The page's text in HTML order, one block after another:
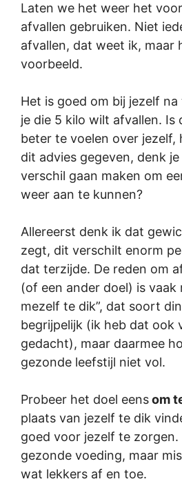
Laten we het weer het
afvallen gebruiken. Niet
afvallen, dat weet ik, maar
voorbeeld.
Het is goed om bij jezelf
je die 5 kilo wilt afvallen. Is
beter te voelen over
dit advies gegeven, denk
verschil gaan maken om
weer aan te kunnen?
Allereerst denk ik dat
zegt, dit verschilt enorm
dat terzijde. De reden om
(of een ander doel) is vaak
mezelf te dik”, dat soort
begrijpelijk (ik heb dat ook
gedacht), maar daarmee
gezonde leefstijl niet vol.
Probeer het doel eensom
plaats van jezelf te dik
goed voor jezelf te zorgen.
gezonde voeding, maar
wat lekkers af en toe.